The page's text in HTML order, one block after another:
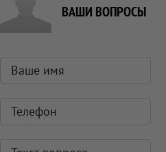
ВАШИ ВОПРОСЫ